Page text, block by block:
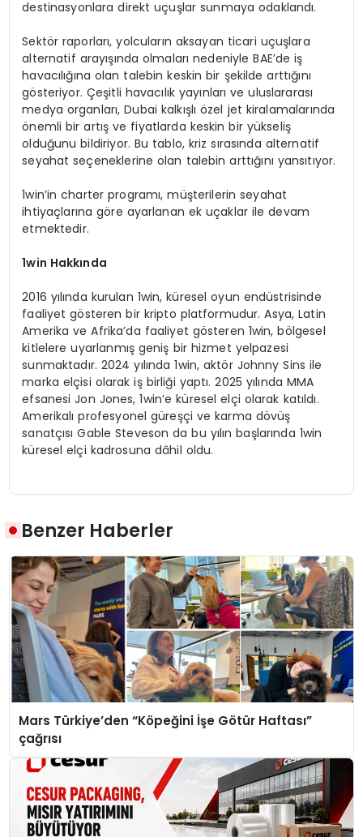
destinasyonlara direkt uçuşlar sunmaya odaklandı.
Sektör raporları, yolcuların aksayan ticari uçuşlara
alternatif arayışında olmaları nedeniyle BAE’de iş
havacılığına olan talebin keskin bir şekilde arttığını
gösteriyor. Çeşitli havacılık yayınları ve uluslararası
medya organları, Dubai kalkışlı özel jet kiralamalarında
önemli bir artış ve fiyatlarda keskin bir yükseliş
olduğunu bildiriyor. Bu tablo, kriz sırasında alternatif
seyahat seçeneklerine olan talebin arttığını yansıtıyor.
1win’in charter programı, müşterilerin seyahat
ihtiyaçlarına göre ayarlanan ek uçaklar ile devam
etmektedir.
1win Hakkında
2016 yılında kurulan 1win, küresel oyun endüstrisinde
faaliyet gösteren bir kripto platformudur. Asya, Latin
Amerika ve Afrika’da faaliyet gösteren 1win, bölgesel
kitlelere uyarlanmış geniş bir hizmet yelpazesi
sunmaktadır. 2024 yılında 1win, aktör Johnny Sins ile
marka elçisi olarak iş birliği yaptı. 2025 yılında MMA
efsanesi Jon Jones, 1win’e küresel elçi olarak katıldı.
Amerikalı profesyonel güreşçi ve karma dövüş
sanatçısı Gable Steveson da bu yılın başlarında 1win
küresel elçi kadrosuna dâhil oldu.
Benzer Haberler
Mars Türkiye’den “Köpeğini İşe Götür Haftası”
çağrısı